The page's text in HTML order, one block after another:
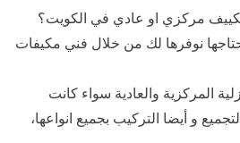
مركزي او عادي في الكويت؟
نوفرها لك من خلال فني مكيفات
المركزية والعادية سواء كانت
و أيضا التركيب بجميع انواعها،